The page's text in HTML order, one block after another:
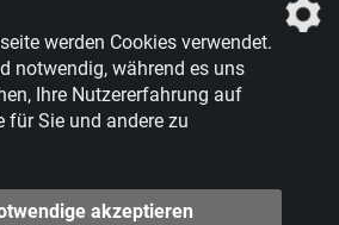
17
werden Cookies verwendet.
notwendig, während es uns
Ihre Nutzererfahrung auf
für Sie und andere zu
akzeptieren